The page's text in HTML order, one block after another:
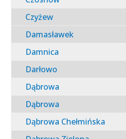
Czyżew
Damasławek
Damnica
Darłowo
Dąbrowa
Dąbrowa
Dąbrowa Chełmińska